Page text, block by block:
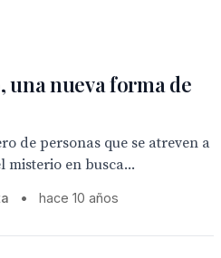
nueva forma de
de personas que se atreven a
misterio en busca...
• hace 10 años